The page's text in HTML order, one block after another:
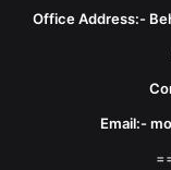
Office Address:-
Email:-